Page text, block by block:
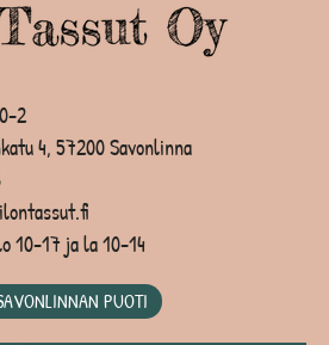
2
4, 57200 Savonlinna
10-17 ja la 10-14
PUOTI